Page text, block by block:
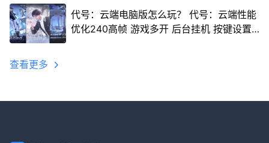
代号：云端电脑版怎么玩？ 代号：云端性能
优化240高帧 游戏多开 后台挂机 按键设置
查看更多